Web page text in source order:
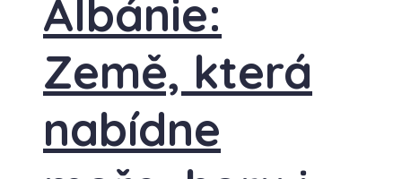
Albánie:
Země, která
nabídne